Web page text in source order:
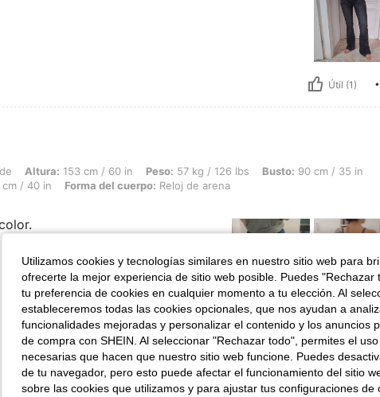
Útil (1)
153 cm / 60 in, Peso: 57 kg / 126 lbs, Busto: 90 cm / 35 in, Cintura: 72 cm / 28
Altura: 153 cm / 60 in Peso: 57 kg / 126 lbs Busto: 90 cm / 35 in
cm / 40 in Forma del cuerpo: Reloj de arena
Ver Más Reseñas
Utilizamos cookies y tecnologías similares en nuestro sitio web para
ofrecerte la mejor experiencia de sitio web posible. Puedes
tu preferencia de cookies en cualquier momento a tu elección. Al
estableceremos todas las cookies opcionales, que nos ayudan a
funcionalidades mejoradas y personalizar el contenido y los anuncios
de compra con SHEIN. Al seleccionar "Rechazar todo", permites el
necesarias que hacen que nuestro sitio web funcione. Puedes
de tu navegador, pero esto puede afectar el funcionamiento del sitio
sobre las cookies que utilizamos y para ajustar tus configuraciones de